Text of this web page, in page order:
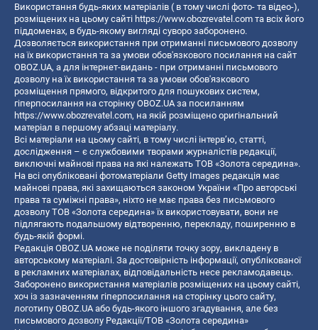
Використання будь-яких матеріалів ( в тому числі фото- та відео-),
розміщених на цьому сайті https://www.obozrevatel.com та всіх його
піддоменах, в будь-якому вигляді суворо заборонено.
Дозволяється використання при отриманні письмового дозволу
на їх використання та за умови обов'язкового посилання на сайт
OBOZ.UA, а для інтернет-видань - при отриманні письмового
дозволу на їх використання та за умови обов'язкового
розміщення прямого, відкритого для пошукових систем,
гіперпосилання на сторінку OBOZ.UA за посиланням
https://www.obozrevatel.com, на якій розміщено оригінальний
матеріал в першому абзаці матеріалу.
Всі матеріали на цьому сайті, в тому числі інтерв’ю, статті,
дослідження – є службовими творами журналістів редакції,
виключні майнові права на які належать ТОВ «Золота середина».
На всі опубліковані фотоматеріали Getty Images редакція має
майнові права, які захищаються законом України «Про авторські
права та суміжні права», ніхто не має права без письмового
дозволу ТОВ «Золота середина» їх використовувати, вони не
підлягають подальшому відтворенню, перекладу, поширенню в
будь-якій формі.
Редакція OBOZ.UA може не поділяти точку зору, викладену в
авторському матеріалі. За достовірність інформації, опублікованої
в рекламних матеріалах, відповідальність несе рекламодавець.
Заборонено використання матеріалів розміщених на цьому сайті,
хоч із зазначенням гіперпосилання на сторінку цього сайту,
логотипу OBOZ.UA або будь-якого іншого згадування, але без
письмового дозволу Редакції/ТОВ «Золота середина»